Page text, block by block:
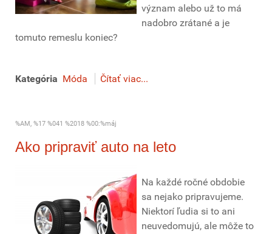
význam alebo už to má
nadobro zrátané a je
tomuto remeslu koniec?
Kategória Móda Čítať viac...
%AM, %17 %041 %2018 %00:%máj
Ako pripraviť auto na leto
Na každé ročné obdobie
sa nejako pripravujeme.
Niektorí ľudia si to ani
neuvedomujú, ale môže to